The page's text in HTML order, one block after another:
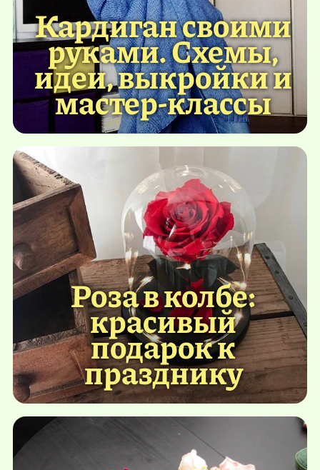
Кардиган своими
руками. Схемы,
идеи, выкройки и
мастер-классы
Роза в колбе:
красивый
подарок к
празднику